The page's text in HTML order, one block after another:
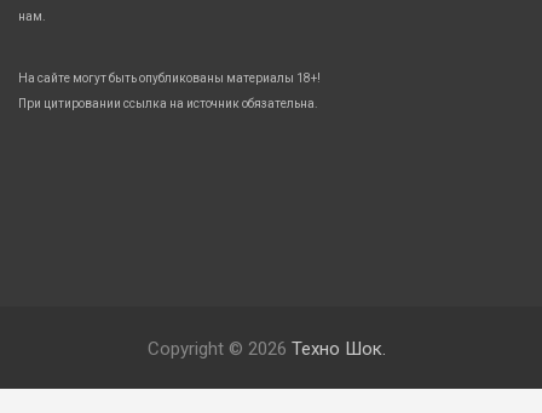
нам.
На сайте могут быть опубликованы материалы 18+!
При цитировании ссылка на источник обязательна.
Copyright © 2026 Техно Шок.